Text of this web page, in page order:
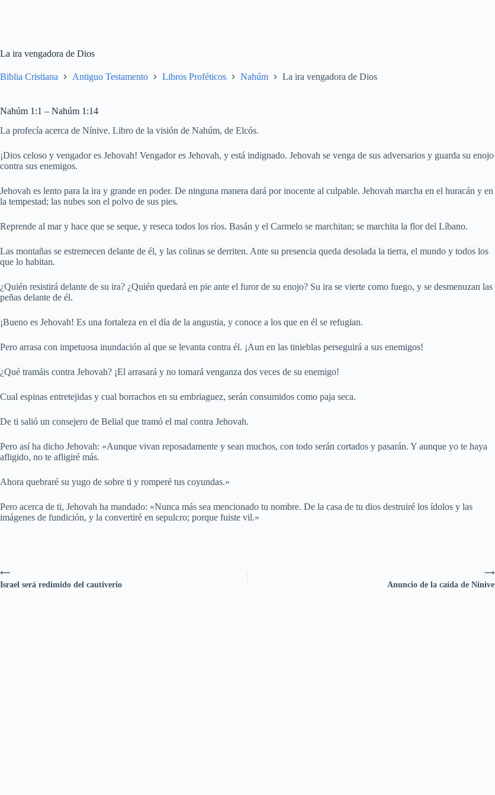
La ira vengadora de Dios
Biblia Cristiana Antiguo Testamento Libros Proféticos Nahúm La ira vengadora de Dios
Nahúm 1:1 – Nahúm 1:14
La profecía acerca de Nínive. Libro de la visión de Nahúm, de Elcós.
¡Dios celoso y vengador es Jehovah! Vengador es Jehovah, y está indignado. Jehovah se venga de sus adversarios y guarda su enojo
contra sus enemigos.
Jehovah es lento para la ira y grande en poder. De ninguna manera dará por inocente al culpable. Jehovah marcha en el huracán y en
la tempestad; las nubes son el polvo de sus pies.
Reprende al mar y hace que se seque, y reseca todos los ríos. Basán y el Carmelo se marchitan; se marchita la flor del Líbano.
Las montañas se estremecen delante de él, y las colinas se derriten. Ante su presencia queda desolada la tierra, el mundo y todos los
que lo habitan.
¿Quién resistirá delante de su ira? ¿Quién quedará en pie ante el furor de su enojo? Su ira se vierte como fuego, y se desmenuzan las
peñas delante de él.
¡Bueno es Jehovah! Es una fortaleza en el día de la angustia, y conoce a los que en él se refugian.
Pero arrasa con impetuosa inundación al que se levanta contra él. ¡Aun en las tinieblas perseguirá a sus enemigos!
¿Qué tramáis contra Jehovah? ¡El arrasará y no tomará venganza dos veces de su enemigo!
Cual espinas entretejidas y cual borrachos en su embriaguez, serán consumidos como paja seca.
De ti salió un consejero de Belial que tramó el mal contra Jehovah.
Pero así ha dicho Jehovah: «Aunque vivan reposadamente y sean muchos, con todo serán cortados y pasarán. Y aunque yo te haya
afligido, no te afligiré más.
Ahora quebraré su yugo de sobre ti y romperé tus coyundas.»
Pero acerca de ti, Jehovah ha mandado: «Nunca más sea mencionado tu nombre. De la casa de tu dios destruiré los ídolos y las
imágenes de fundición, y la convertiré en sepulcro; porque fuiste vil.»
⟶
Anuncio de la caída de Nínive
⟵
Israel será redimido del cautiverio